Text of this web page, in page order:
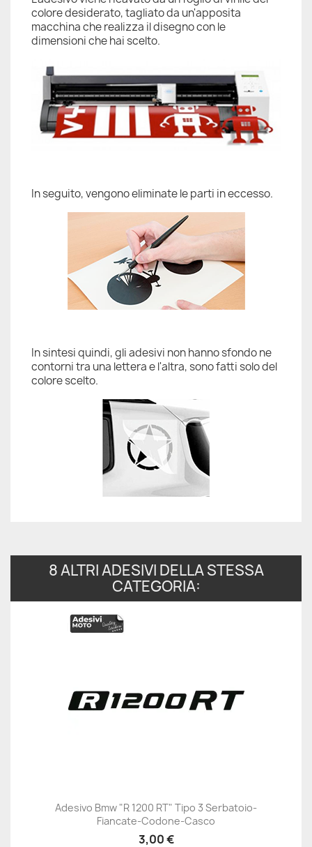
colore desiderato, tagliato da un'apposita
macchina che realizza il disegno con le
dimensioni che hai scelto.
In seguito, vengono eliminate le parti in eccesso.
In sintesi quindi, gli adesivi non hanno sfondo ne
contorni tra una lettera e l'altra, sono fatti solo del
colore scelto.
8 ALTRI ADESIVI DELLA STESSA
CATEGORIA:
Adesivo Bmw "R 1200 RT" Tipo 3 Serbatoio-
Fiancate-Codone-Casco
3,00 €